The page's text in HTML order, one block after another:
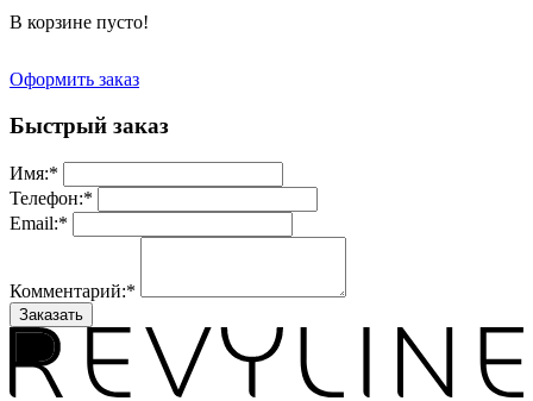
В корзине пусто!
Оформить заказ
Быстрый заказ
Имя:*
Телефон:*
Email:*
Комментарий:*
Заказать